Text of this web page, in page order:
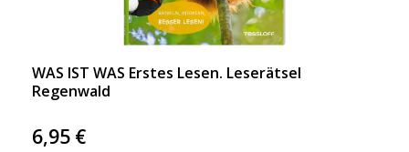
WAS IST WAS Erstes Lesen. Leserätsel
Regenwald
6,95 €